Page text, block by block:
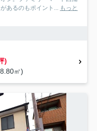
あるのもポイント... もっと
)
㎡)